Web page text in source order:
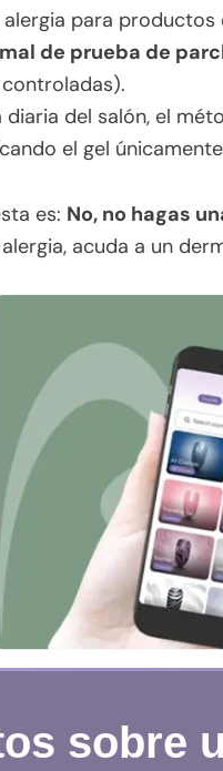
para
de prueba de
diaria del salón, el
el gel
es: No, no hagas
acuda a un
sobre